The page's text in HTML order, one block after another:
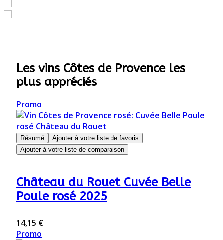
Les vins Côtes de Provence les
plus appréciés
Promo
Résumé
Ajouter à votre liste de favoris
Ajouter à votre liste de comparaison
Château du Rouet Cuvée Belle
Poule rosé 2025
14,15 €
Promo